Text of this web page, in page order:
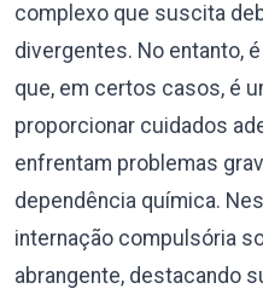
complexo que suscita
divergentes. No entanto,
que, em certos casos, é
proporcionar cuidados
enfrentam problemas
dependência química.
internação compulsória
abrangente, destacando